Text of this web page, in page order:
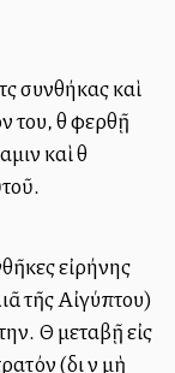
συνθήκας καὶ
του, θὰ φερθῇ
καὶ θὰ
εἰρήνης
τῆς Αἰγύπτου)
Θὰ μεταβῇ εἰς
(διὰ νὰ μὴ